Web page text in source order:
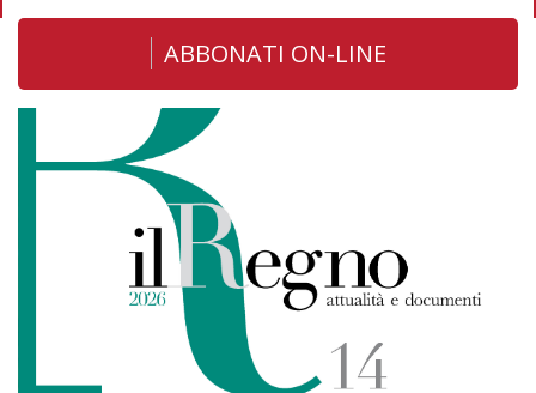
ABBONATI ON-LINE